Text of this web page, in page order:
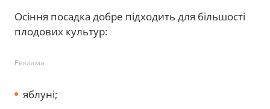
Осіння посадка добре підходить для більшості
плодових культур:
Реклама
яблуні;